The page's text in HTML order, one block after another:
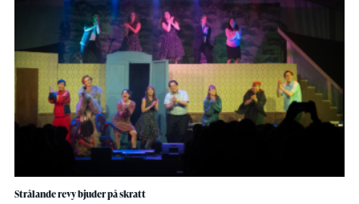
Strålande revy bjuder på skratt